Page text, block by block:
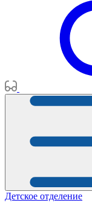
Детское отделение